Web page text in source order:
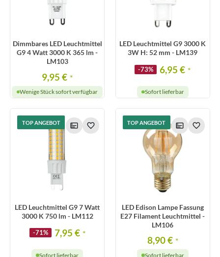
Dimmbares LED Leuchtmittel
G9 4 Watt 3000 K 365 lm -
LM103
9,95 € *
Wenige Stück sofort verfügbar
LED Leuchtmittel G9 3000 K
3W H: 52 mm - LM139
-73% 6,95 € *
Sofort lieferbar
TOP ANGEBOT
LED Leuchtmittel G9 7 Watt
3000 K 750 lm - LM112
-71% 7,95 € *
Sofort lieferbar
TOP ANGEBOT
LED Edison Lampe Fassung
E27 Filament Leuchtmittel -
LM106
8,90 € *
Sofort lieferbar